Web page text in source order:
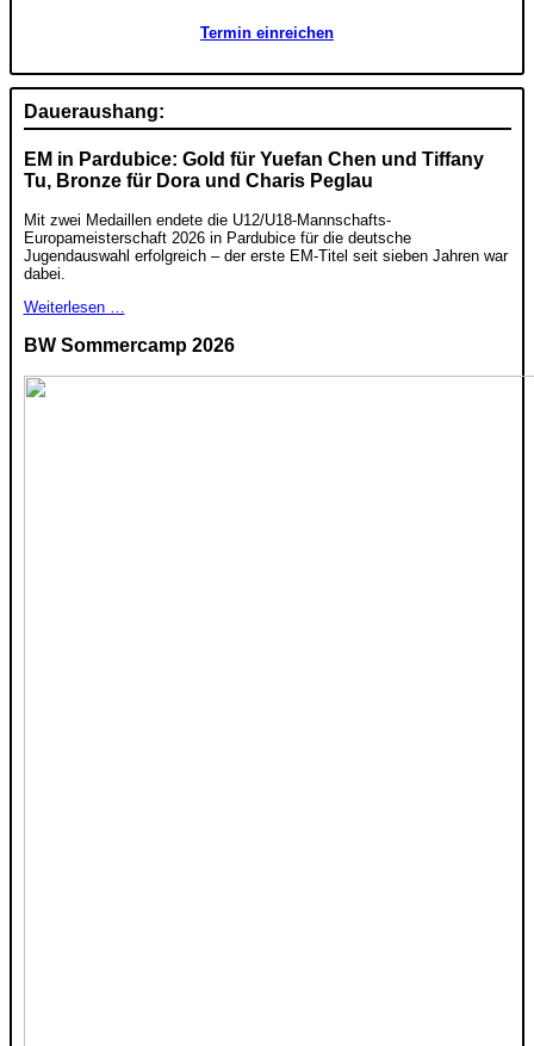
Termin einreichen
Daueraushang:
EM in Pardubice: Gold für Yuefan Chen und Tiffany
Tu, Bronze für Dora und Charis Peglau
Mit zwei Medaillen endete die U12/U18-Mannschafts-
Europameisterschaft 2026 in Pardubice für die deutsche
Jugendauswahl erfolgreich – der erste EM-Titel seit sieben Jahren war
dabei.
Weiterlesen …
BW Sommercamp 2026